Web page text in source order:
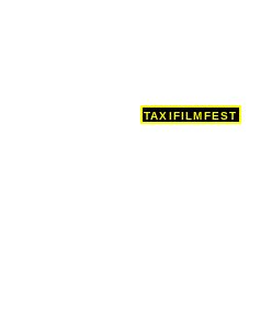
TAXIFILMFEST